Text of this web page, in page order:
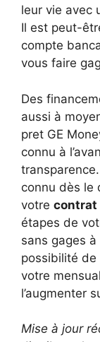
leur vie avec
Il est peut-
compte
vous faire
Des
aussi à
pret GE
connu à
connu dès le
votre contrat
étapes de
sans gages
possibilité
votre
l’augmenter
Mise à jour